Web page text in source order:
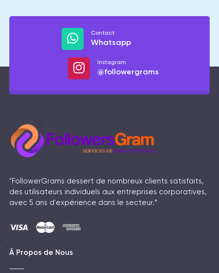
Contact
Whatsapp
Instagram
@followergrams
"FollowerGrams dessert de nombreux clients satisfaits,
des utilisateurs individuels aux entreprises corporatives,
avec 5 ans d'expérience dans le secteur.”
Â Propos de Nous